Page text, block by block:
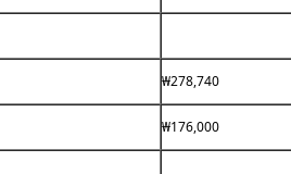
₩278,740
₩176,000